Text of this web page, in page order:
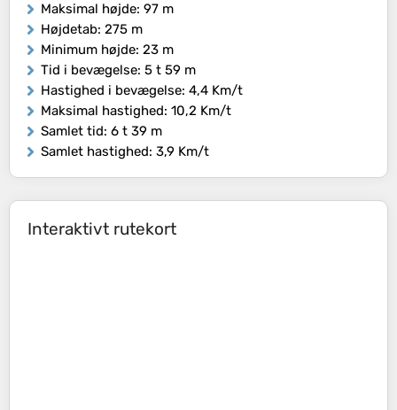
Maksimal højde: 97 m
Højdetab: 275 m
Minimum højde: 23 m
Tid i bevægelse: 5 t 59 m
Hastighed i bevægelse: 4,4 Km/t
Maksimal hastighed: 10,2 Km/t
Samlet tid: 6 t 39 m
Samlet hastighed: 3,9 Km/t
Interaktivt rutekort